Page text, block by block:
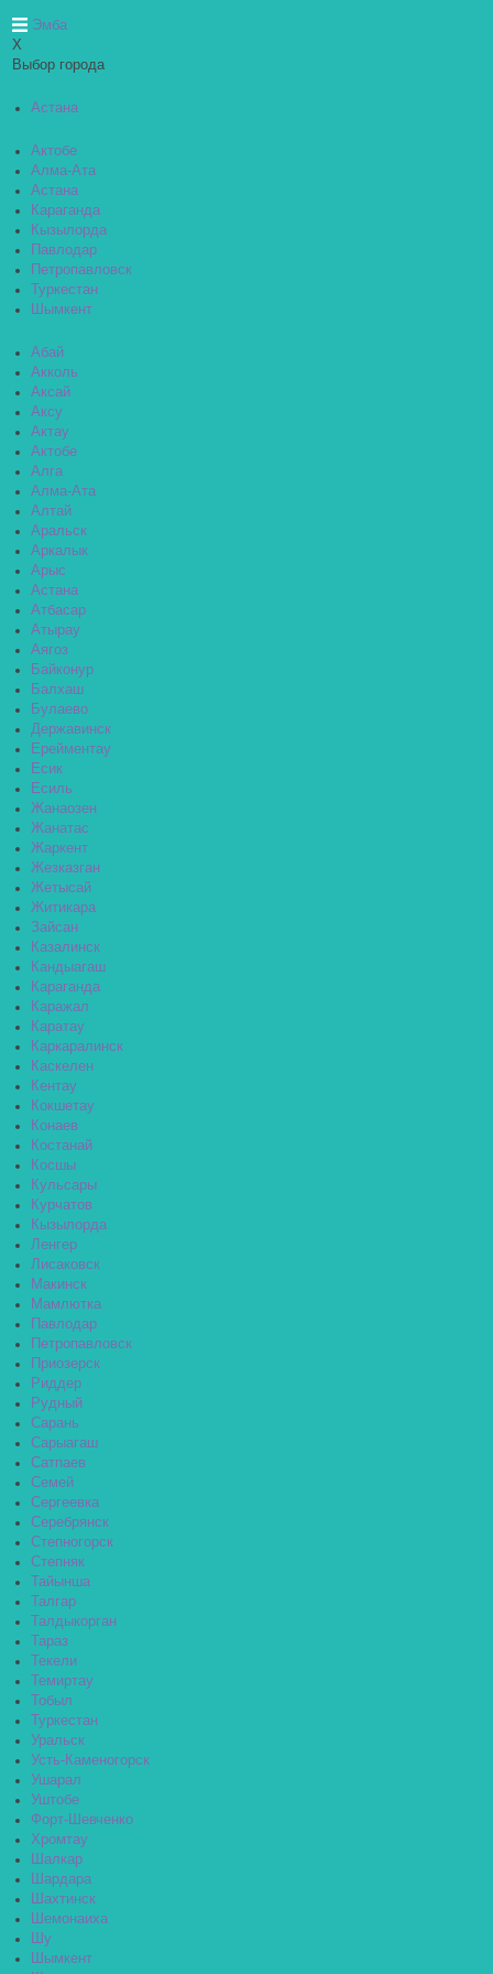
Эмба
X
Выбор города
Астана
Актобе
Алма-Ата
Астана
Караганда
Кызылорда
Павлодар
Петропавловск
Туркестан
Шымкент
Абай
Акколь
Аксай
Аксу
Актау
Актобе
Алга
Алма-Ата
Алтай
Аральск
Аркалык
Арыс
Астана
Атбасар
Атырау
Аягоз
Байконур
Балхаш
Булаево
Державинск
Ерейментау
Есик
Есиль
Жанаозен
Жанатас
Жаркент
Жезказган
Жетысай
Житикара
Зайсан
Казалинск
Кандыагаш
Караганда
Каражал
Каратау
Каркаралинск
Каскелен
Кентау
Кокшетау
Конаев
Костанай
Косшы
Кульсары
Курчатов
Кызылорда
Ленгер
Лисаковск
Макинск
Мамлютка
Павлодар
Петропавловск
Приозерск
Риддер
Рудный
Сарань
Сарыагаш
Сатпаев
Семей
Сергеевка
Серебрянск
Степногорск
Степняк
Тайынша
Талгар
Талдыкорган
Тараз
Текели
Темиртау
Тобыл
Туркестан
Уральск
Усть-Каменогорск
Ушарал
Уштобе
Форт-Шевченко
Хромтау
Шалкар
Шардара
Шахтинск
Шемонаиха
Шу
Шымкент